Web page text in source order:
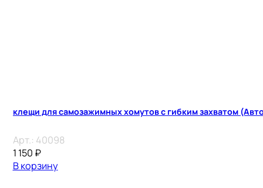
клещи для самозажимных хомутов с гибким захватом
Арт.: 40098
1 150 ₽
В корзину